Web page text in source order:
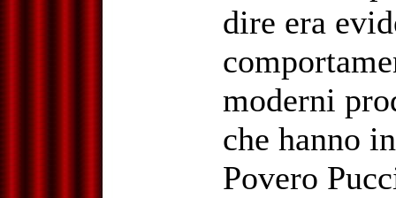
dire era
moderni
che hanno
Povero